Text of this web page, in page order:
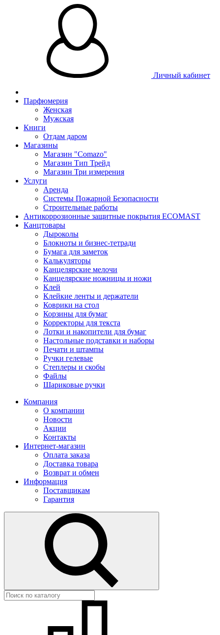
Личный кабинет
Парфюмерия
Женская
Мужская
Книги
Отдам даром
Магазины
Магазин "Comazo"
Магазин Тип Трейд
Магазин Три измерения
Услуги
Аренда
Системы Пожарной Безопасности
Строительные работы
Антикоррозионные защитные покрытия ECOMAST
Канцтовары
Дыроколы
Блокноты и бизнес-тетради
Бумага для заметок
Калькуляторы
Канцелярские мелочи
Канцелярские ножницы и ножи
Клей
Клейкие ленты и держатели
Коврики на стол
Корзины для бумаг
Корректоры для текста
Лотки и накопители для бумаг
Настольные подставки и наборы
Печати и штампы
Ручки гелевые
Степлеры и скобы
Файлы
Шариковые ручки
Компания
О компании
Новости
Акции
Контакты
Интернет-магазин
Оплата заказа
Доставка товара
Возврат и обмен
Информация
Поставщикам
Гарантия